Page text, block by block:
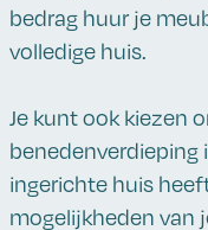
bedrag huur je
volledige huis.
Je kunt ook kiezen
benedenverdieping
ingerichte huis
mogelijkheden van